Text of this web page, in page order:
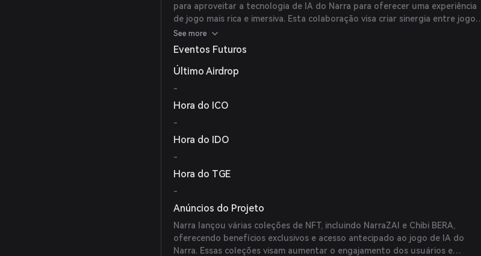
para aproveitar a tecnologia de IA do Narra para oferecer uma experiência
de jogo mais rica e imersiva. Esta colaboração visa criar sinergia entre jogos
e IA, desbloqueando novas possibilidades na indústria de GameFi.
See more
Eventos Futuros
Último Airdrop
-
Hora do ICO
-
Hora do IDO
-
Hora do TGE
-
Anúncios do Projeto
Narra lançou várias coleções de NFT, incluindo NarraZAI e Chibi BERA,
oferecendo benefícios exclusivos e acesso antecipado ao jogo de IA do
Narra. Essas coleções visam aumentar o engajamento dos usuários e